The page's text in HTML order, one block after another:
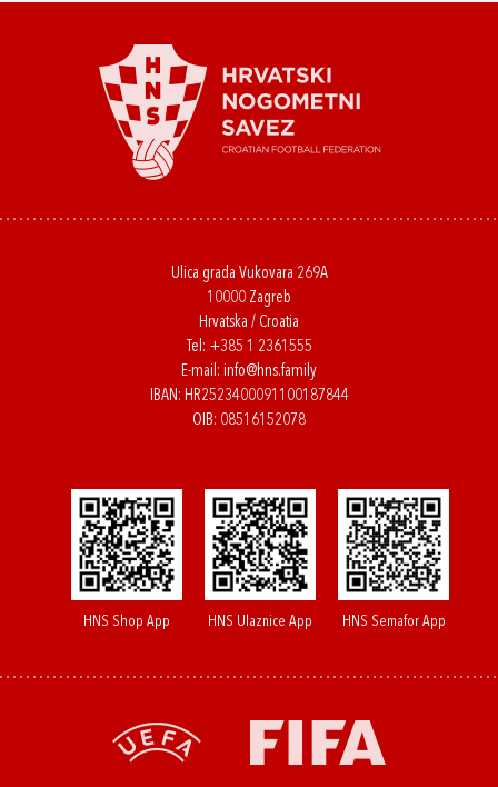
Ulica grada Vukovara 269A
10000 Zagreb
Hrvatska / Croatia
Tel: +385 1 2361555
E-mail: info@hns.family
IBAN: HR2523400091100187844
OIB: 08516152078
HNS Shop App HNS Ulaznice App HNS Semafor App